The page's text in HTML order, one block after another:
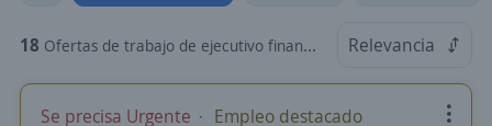
18 Ofertas de trabajo de ejecutivo financiero en Santander de Quilichao, Cauca Relevancia
Se precisa Urgente Empleo destacado